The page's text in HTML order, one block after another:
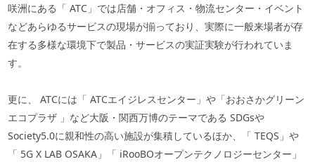
咲洲にある「 ATC 」では店舗・オフィス・物流センター・イベント
などあらゆるサービスの現場が揃っており、実際に一般来場者が存
在する多様な環境下で製品・サービスの実証実験が行われていま
す。
更に、 ATCには「 ATCエイジレスセンター」や「おおさかグリーン
エコプラザ 」など大阪・関西万博のテーマである SDGsや
Society5.0に親和性の高い施設が集積しているほか、「 TEQS 」や
「 5G X LAB OSAKA 」「 iRooBOオープンテクノロジーセンター」